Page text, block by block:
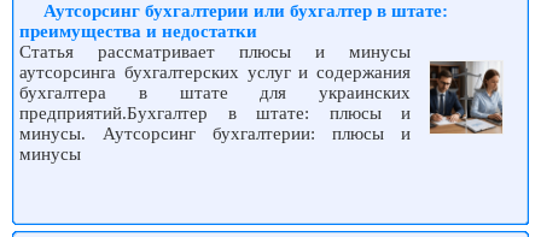
Аутсорсинг бухгалтерии или бухгалтер в штате:
преимущества и недостатки
Статья рассматривает плюсы и минусы
аутсорсинга бухгалтерских услуг и содержания
бухгалтера в штате для украинских
предприятий.Бухгалтер в штате: плюсы и
минусы. Аутсорсинг бухгалтерии: плюсы и
минусы